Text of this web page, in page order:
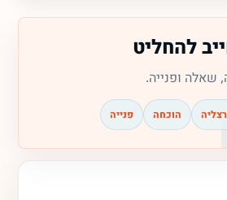
להחליט
שאלה ופנייה.
הוכחה פנייה